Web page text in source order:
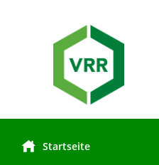
Startseite